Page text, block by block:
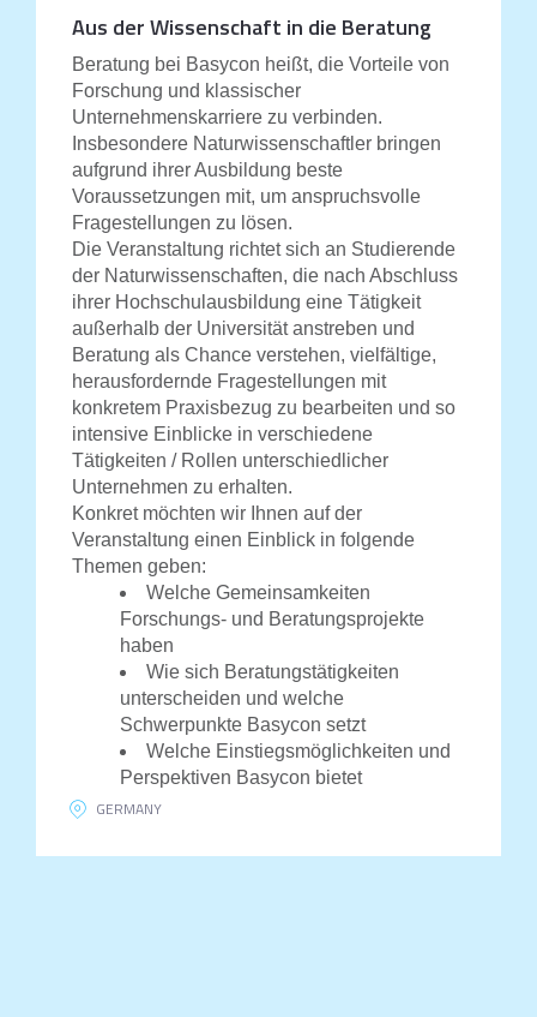
Aus der Wissenschaft in die Beratung
Beratung bei Basycon heißt, die Vorteile von
Forschung und klassischer
Unternehmenskarriere zu verbinden.
Insbesondere Naturwissenschaftler bringen
aufgrund ihrer Ausbildung beste
Voraussetzungen mit, um anspruchsvolle
Fragestellungen zu lösen.
Die Veranstaltung richtet sich an Studierende
der Naturwissenschaften, die nach Abschluss
ihrer Hochschulausbildung eine Tätigkeit
außerhalb der Universität anstreben und
Beratung als Chance verstehen, vielfältige,
herausfordernde Fragestellungen mit
konkretem Praxisbezug zu bearbeiten und so
intensive Einblicke in verschiedene
Tätigkeiten / Rollen unterschiedlicher
Unternehmen zu erhalten.
Konkret möchten wir Ihnen auf der
Veranstaltung einen Einblick in folgende
Themen geben:
Welche Gemeinsamkeiten
Forschungs- und Beratungsprojekte
haben
Wie sich Beratungstätigkeiten
unterscheiden und welche
Schwerpunkte Basycon setzt
Welche Einstiegsmöglichkeiten und
Perspektiven Basycon bietet
GERMANY